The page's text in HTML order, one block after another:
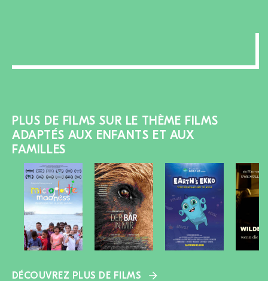
PLUS DE FILMS SUR LE THÈME FILMS
ADAPTÉS AUX ENFANTS ET AUX
FAMILLES
DÉCOUVREZ PLUS DE FILMS